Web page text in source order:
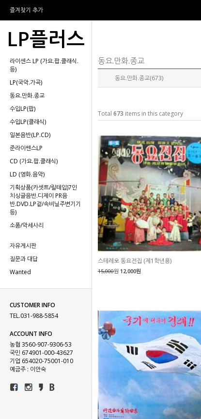
즐겨찾기 추가
LP플러스
라이센스 LP (가요.팝.클래식.
등)
LP(국악.가곡)
동요.만화.종교
수입LP(팝)
수입LP(클래식)
일본음반(LP.CD)
준라이쎈스LP
CD (가요.팝.클래식)
LD (영화.음악)
기획상품(카셋트/릴테입)7인
치싱글음반.디제이 PR음
반.DVD.LP겉/속비닐주변기기
등)
소품/악세사리
자유게시판
질문과 대답
Wanted
CUSTOMER INFO
TEL.031-988-5854
ACCOUNT INFO
농협 3560-907-9306-53
국민 674901-000-43627
기업 654020-75001-010
예금주 : 이안숙
동요.만화.종교
동요.만화.종교(673)
Total 673 items in this category
스테레오 동요전집 (제1학년용)
15,000원 12,000원